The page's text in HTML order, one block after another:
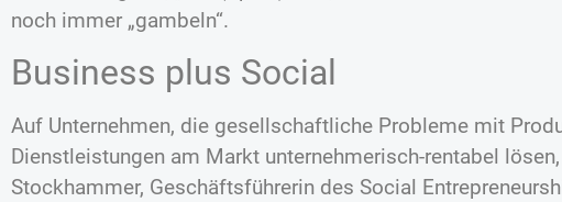
noch immer „gambeln“.
Business plus Social
Auf Unternehmen, die gesellschaftliche Probleme mit
Dienstleistungen am Markt unternehmerisch-rentabel
Stockhammer, Geschäftsführerin des Social